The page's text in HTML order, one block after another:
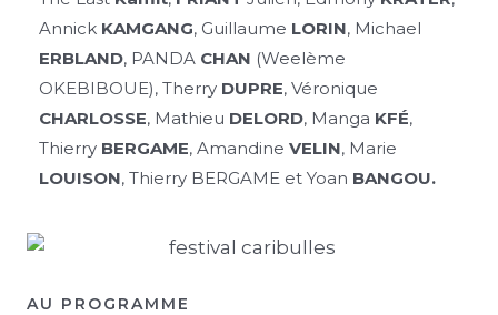
Annick KAMGANG, Guillaume LORIN, Michael
ERBLAND, PANDA CHAN (Weelème
OKEBIBOUE), Therry DUPRE, Véronique
CHARLOSSE, Mathieu DELORD, Manga KFÉ,
Thierry BERGAME, Amandine VELIN, Marie
LOUISON, Thierry BERGAME et Yoan BANGOU.
AU PROGRAMME